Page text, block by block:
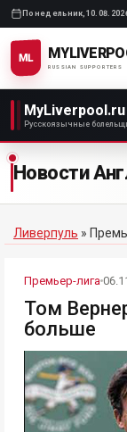
Понедельник,
ML
RUSSIAN SUPPORTERS
MyLiverpool.ru
Русскоязычные
Новости
Ливерпуль »
Премьер-лига
Том
больше